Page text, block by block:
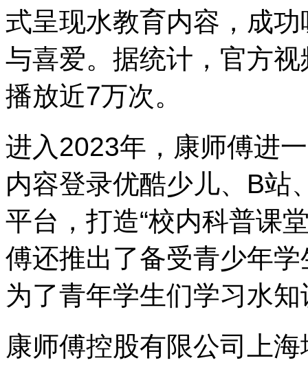
式呈现水教育内容，成
与喜爱。据统计，官方
播放近7万次。
进入2023年，康师傅进
内容登录优酷少儿、B站
平台，打造“校内科普课
傅还推出了备受青少年学
为了青年学生们学习水
康师傅控股有限公司上